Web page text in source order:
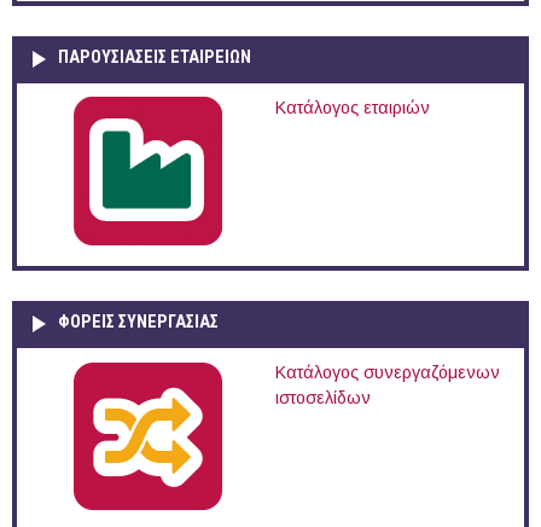
ΠΑΡΟΥΣΙΆΣΕΙΣ ΕΤΑΙΡΕΙΏΝ
Κατάλογος εταιριών
ΦΟΡΕΙΣ ΣΥΝΕΡΓΑΣΙΑΣ
Κατάλογος συνεργαζόμενων
ιστοσελίδων